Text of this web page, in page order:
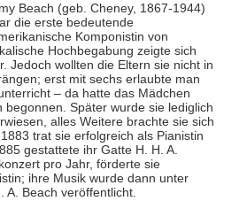
Beach (geb. Cheney, 1867-1944)
die erste bedeutende
Komponistin von
Hochbegabung zeigte sich
Jedoch wollten die Eltern sie nicht in
erst mit sechs erlaubte man
– da hatte das Mädchen
begonnen. Später wurde sie lediglich
alles Weitere brachte sie sich
trat sie erfolgreich als Pianistin
gestattete ihr Gatte H. H. A.
pro Jahr, förderte sie
ihre Musik wurde dann unter
A. Beach veröffentlicht.